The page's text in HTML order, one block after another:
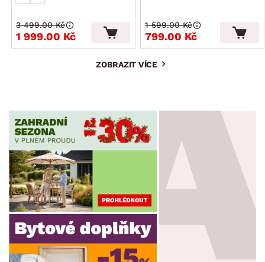
1 999.00 Kč
3 499.00 Kč
799.00 Kč
1 599.00 Kč
ZOBRAZIT VÍCE